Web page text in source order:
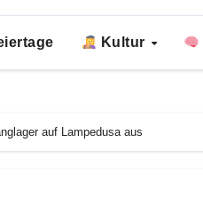
Kultur
auf Lampedusa aus